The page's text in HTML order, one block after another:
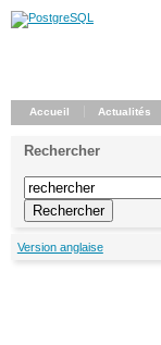
Accueil Actualités
Rechercher
Version anglaise